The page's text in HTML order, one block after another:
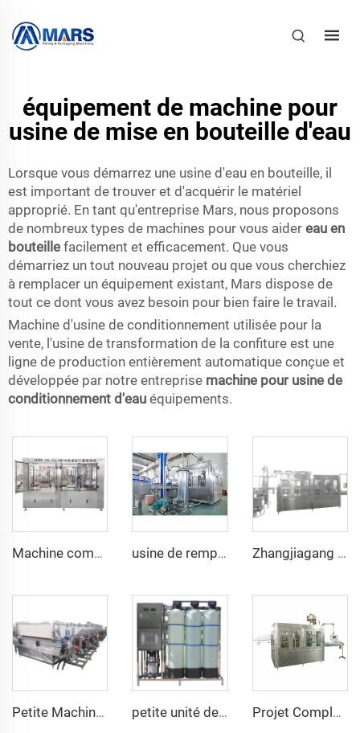
équipement de machine pour
usine de mise en bouteille d'eau
Lorsque vous démarrez une usine d'eau en bouteille, il
est important de trouver et d'acquérir le matériel
approprié. En tant qu'entreprise Mars, nous proposons
de nombreux types de machines pour vous aider eau en
bouteille facilement et efficacement. Que vous
démarriez un tout nouveau projet ou que vous cherchiez
à remplacer un équipement existant, Mars dispose de
tout ce dont vous avez besoin pour bien faire le travail.
Machine d'usine de conditionnement utilisée pour la
vente, l'usine de transformation de la confiture est une
ligne de production entièrement automatique conçue et
développée par notre entreprise machine pour usine de
conditionnement d'eau équipements.
Machine combinée 3 en 1 automatique pour lavage, remplissage et bouchonnage des bouteilles de vin de 750ml usine de remplissage de jus de canne à sucre King Quality 32/32/10, qualité supérieure, fabrication a à z, 16000BPH, à vendre Zhangjiagang King Quality 12000BPH Machine à Remplir par Gravité Machine à Remplir Eau Minérale
Petite Machine Tunnel de Pasteurisation pour Bocaux en Verre Confitures Bières petite unité de purification d'eau par osmose inverse 1000L pour eau potable Projet Complet de Machine Automatique Intégrale pour Usine d'Eau Minérale de A à Z